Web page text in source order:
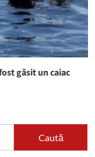
găsit un caiac